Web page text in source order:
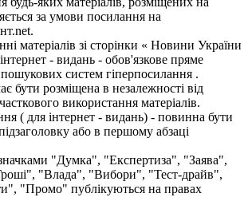
за умови посилання на
матеріалів зі сторінки « Новини України
інтернет - видань - обов'язкове пряме
пошукових систем гіперпосилання .
бути розміщена в незалежності від
використання матеріалів.
( для інтернет - видань) - повинна бути
або в першому абзаці
"Думка", "Експертиза", "Заява",
"Влада", "Вибори", "Тест-драйв",
"Промо" публікуються на правах